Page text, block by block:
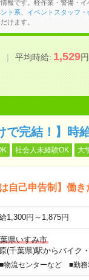
報です。軽作業・警備・イ
ト系
イベントスタッフ・
けます。
平均時給:1,529円
で完結！】時
社会人未経験OK 大
は自己申告制】働
1,300円～1,875円
県いすみ市
(千葉県)駅からバイク
■物流センターなど ■勤務